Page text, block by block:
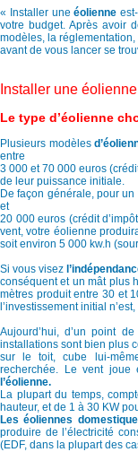
« Installer uneéolienne
votre budget. Après avoir
modèles, la
avant de vous lancer se
Installer une
Le type d’éolienne
Plusieurs modèles
entre
3 000 et 70 000 euros
de leur puissance initiale.
De façon générale, pour
et
20 000 euros (crédit
vent, votre éolienne
soit environ 5 000 kw.h
Si vous visez
conséquent et un mât plus
mètres produit entre 30 et
l’investissement initial
Aujourd’hui, d’un point
installations sont bien plus
sur le toit, cube lui-
recherchée. Le vent joue
l’éolienne.
La plupart du temps,
hauteur, et de 1 à 30 KW
Les éoliennes
produire de l’électricité
(EDF, dans la plupart des